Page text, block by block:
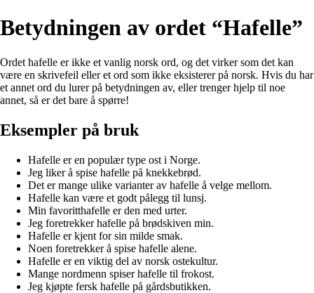
Betydningen av ordet “Hafelle”
Ordet hafelle er ikke et vanlig norsk ord, og det virker som det kan
være en skrivefeil eller et ord som ikke eksisterer på norsk. Hvis du har
et annet ord du lurer på betydningen av, eller trenger hjelp til noe
annet, så er det bare å spørre!
Eksempler på bruk
Hafelle er en populær type ost i Norge.
Jeg liker å spise hafelle på knekkebrød.
Det er mange ulike varianter av hafelle å velge mellom.
Hafelle kan være et godt pålegg til lunsj.
Min favoritthafelle er den med urter.
Jeg foretrekker hafelle på brødskiven min.
Hafelle er kjent for sin milde smak.
Noen foretrekker å spise hafelle alene.
Hafelle er en viktig del av norsk ostekultur.
Mange nordmenn spiser hafelle til frokost.
Jeg kjøpte fersk hafelle på gårdsbutikken.